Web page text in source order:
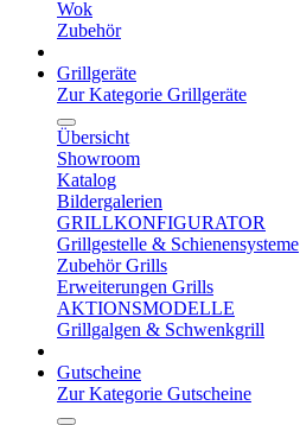
Wok
Zubehör
Grillgeräte
Zur Kategorie Grillgeräte
Übersicht
Showroom
Katalog
Bildergalerien
GRILLKONFIGURATOR
Grillgestelle & Schienensysteme
Zubehör Grills
Erweiterungen Grills
AKTIONSMODELLE
Grillgalgen & Schwenkgrill
Gutscheine
Zur Kategorie Gutscheine